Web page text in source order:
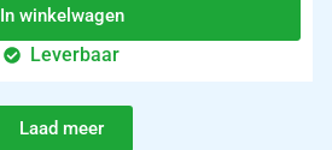
In winkelwagen
Leverbaar
Laad meer